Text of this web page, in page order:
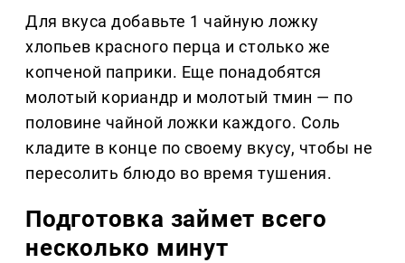
Для вкуса добавьте 1 чайную ложку
хлопьев красного перца и столько же
копченой паприки. Еще понадобятся
молотый кориандр и молотый тмин — по
половине чайной ложки каждого. Соль
кладите в конце по своему вкусу, чтобы не
пересолить блюдо во время тушения.
Подготовка займет всего
несколько минут